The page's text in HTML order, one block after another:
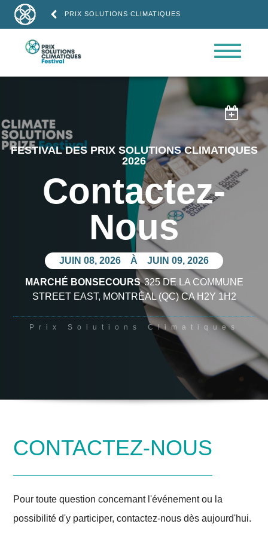
PRIX SOLUTIONS CLIMATIQUES
FESTIVAL DES PRIX SOLUTIONS CLIMATIQUES
2026
Contactez-
Nous
JUIN 08, 2026 À JUIN 09, 2026
MARCHÉ BONSECOURS 325 DE LA COMMUNE
STREET EAST, MONTRÉAL(QC)CA H2Y 1H2
Prix Solutions Climatiques

CONTACTEZ-NOUS
Pour toute question concernant l'événement ou la
possibilité d'y participer, contactez-nous dès aujourd'hui.